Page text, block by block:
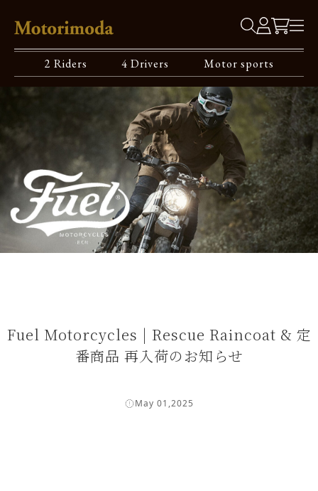
2 Riders 4 Drivers Motor sports
Fuel Motorcycles | Rescue Raincoat & 定
番商品 再入荷のお知らせ
May 01,2025